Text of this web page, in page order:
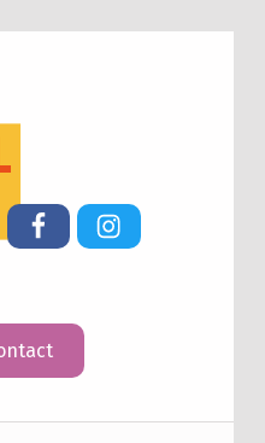
FacebookInstagram